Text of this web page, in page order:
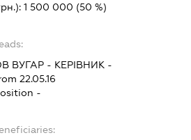
1 500 000 (50 %)
ВУГАР- КЕРІВНИК-
22.05.16
-